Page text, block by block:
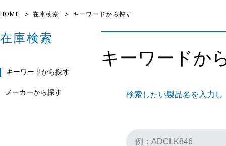
HOME 在庫検索 キーワードから探す
キーワードか
検索したい製品名を入力
在庫検索
キーワードから探す
メーカーから探す